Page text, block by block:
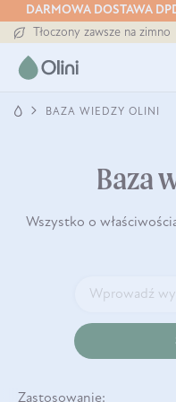
DARMOWA DOSTAWA
Darmowa dostawa od 199
Tłoczony zawsze na zimno
Darmowa dostawa od 199 zł
BAZA WIEDZY OLINI
Baza
Wszystko o
Zastosowanie: